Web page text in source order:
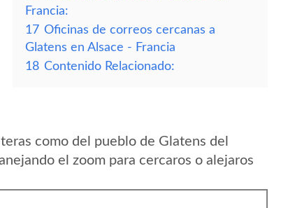
Francia:
17 Oficinas de correos cercanas a
Glatens en Alsace - Francia
18 Contenido Relacionado:
como del pueblo de Glatens del
el zoom para cercaros o alejaros